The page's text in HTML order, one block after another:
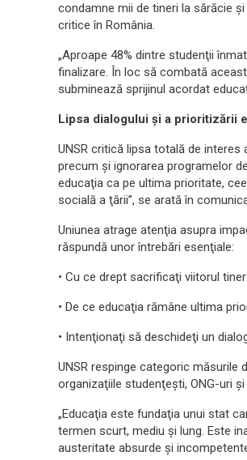
condamne mii de tineri la sărăcie
critice în România.
„Aproape 48% dintre studenţii
finalizare. În loc să combată
subminează sprijinul acordat
Lipsa dialogului și a prioritizării
UNSR critică lipsa totală de interes
precum şi ignorarea programelor
educaţia ca pe ultima prioritate,
socială a ţării”, se arată în
Uniunea atrage atenţia asupra
răspundă unor întrebări esenţiale:
• Cu ce drept sacrificaţi viitorul
• De ce educaţia rămâne ultima
• Intenţionaţi să deschideţi un
UNSR respinge categoric măsurile
organizaţiile studenţeşti, ONG-uri
„Educaţia este fundaţia unui stat
termen scurt, mediu şi lung. Este
austeritate absurde şi